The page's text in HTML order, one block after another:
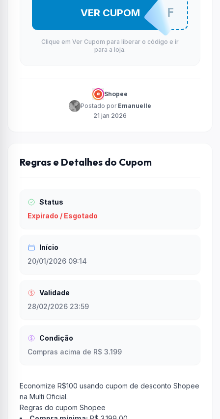
MULT100OF
VER CUPOM
Clique em Ver Cupom para liberar o código e ir
para a loja.
Shopee
Postado por Emanuelle
21 jan 2026
Regras e Detalhes do Cupom
Status
Expirado / Esgotado
Início
20/01/2026 09:14
Validade
28/02/2026 23:59
Condição
Compras acima de R$ 3.199
Economize R$100 usando cupom de desconto Shopee
na Multi Oficial.
Regras do cupom Shopee